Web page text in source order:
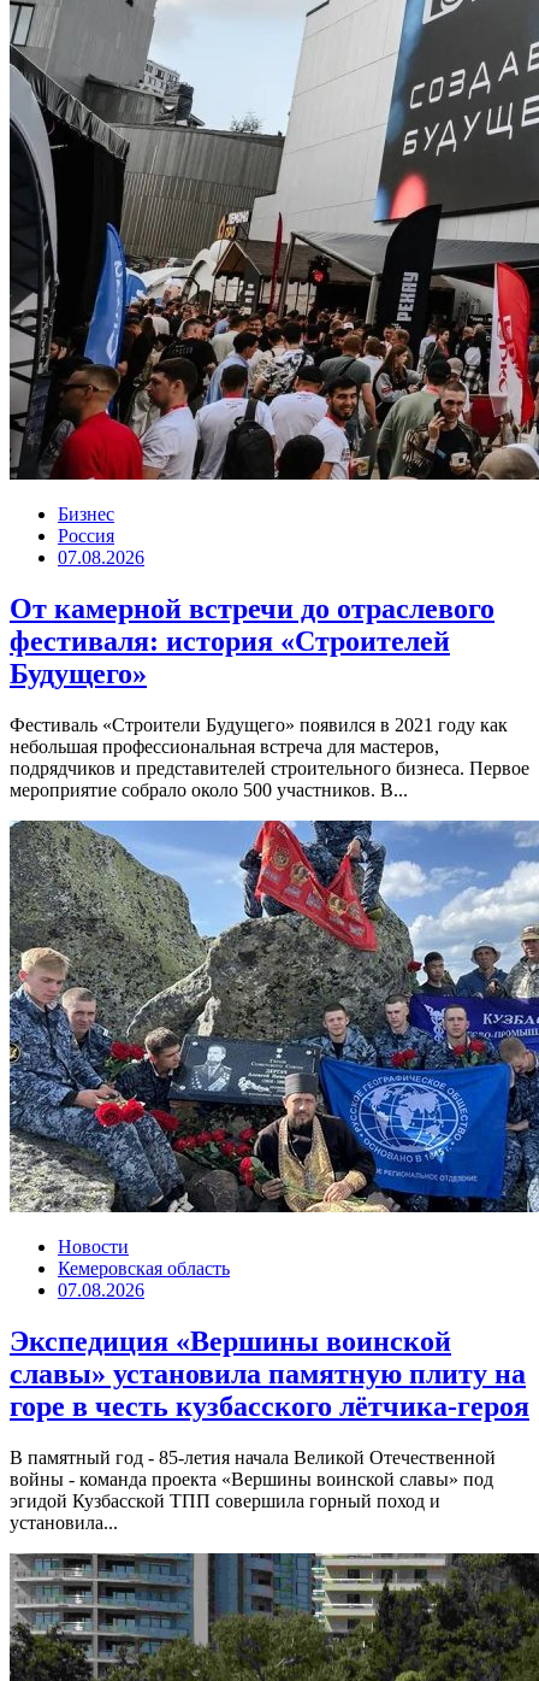
Бизнес
Россия
07.08.2026
От камерной встречи до отраслевого
фестиваля: история «Строителей
Будущего»
Фестиваль «Строители Будущего» появился в 2021 году как
небольшая профессиональная встреча для мастеров,
подрядчиков и представителей строительного бизнеса. Первое
мероприятие собрало около 500 участников. В...
Новости
Кемеровская область
07.08.2026
Экспедиция «Вершины воинской
славы» установила памятную плиту на
горе в честь кузбасского лётчика-героя
В памятный год - 85-летия начала Великой Отечественной
войны - команда проекта «Вершины воинской славы» под
эгидой Кузбасской ТПП совершила горный поход и
установила...